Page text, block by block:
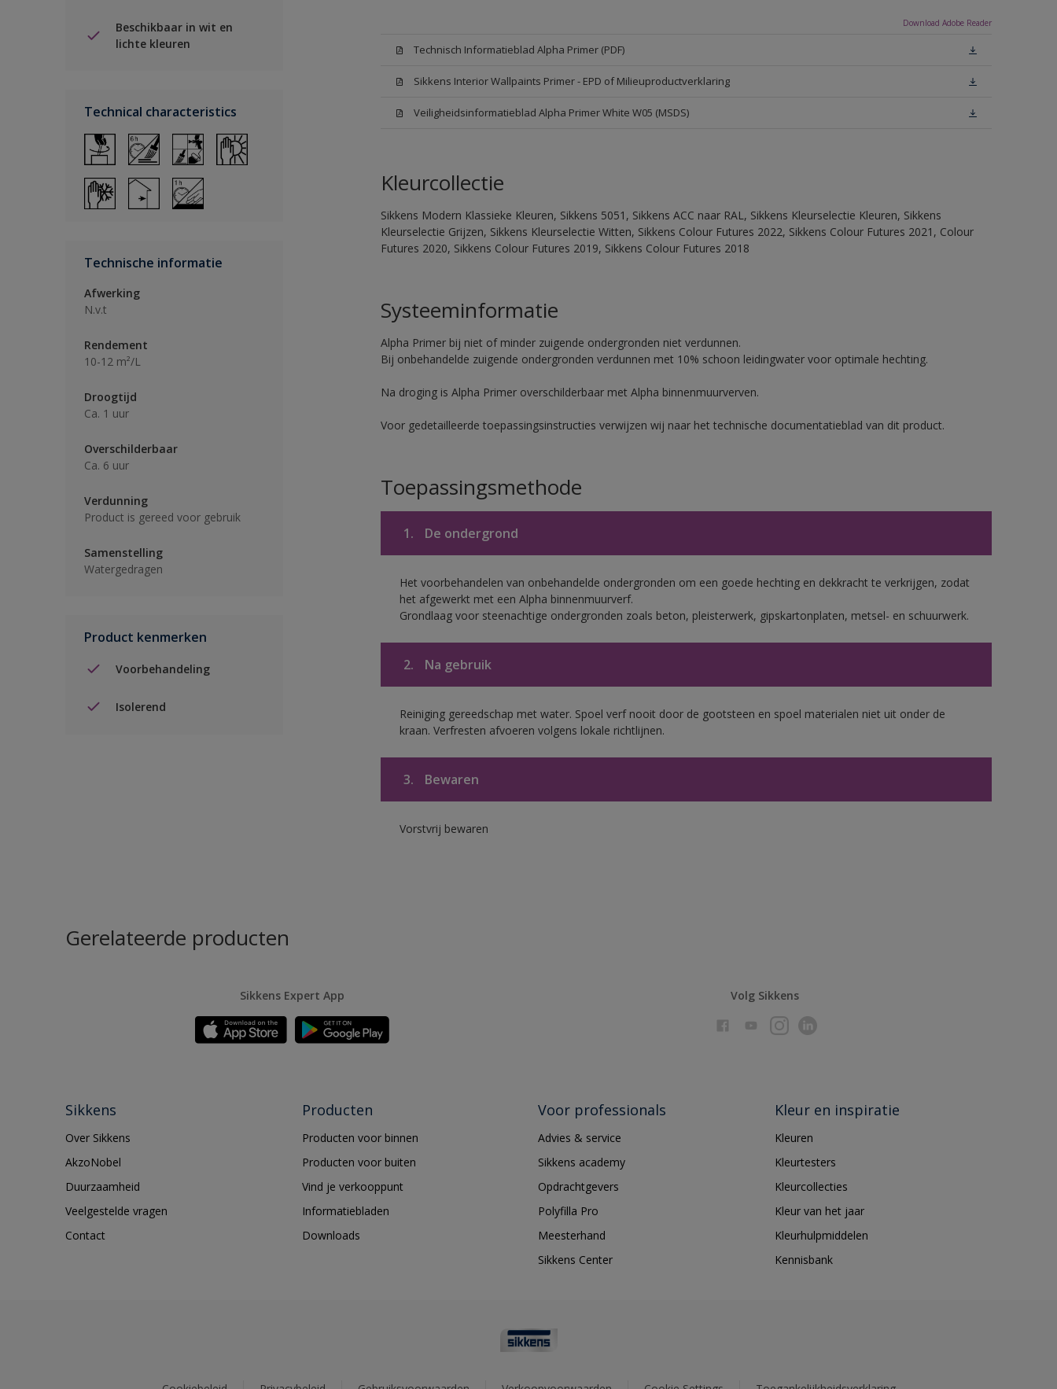
Beschikbaar in wit en
lichte kleuren
Technical characteristics
Technische informatie
Afwerking
N.v.t
Rendement
10-12 m²/L
Droogtijd
Ca. 1 uur
Overschilderbaar
Ca. 6 uur
Verdunning
Product is gereed voor gebruik
Samenstelling
Watergedragen
Product kenmerken
Voorbehandeling
Isolerend
Download Adobe Reader
Technisch Informatieblad Alpha Primer (PDF)
Sikkens Interior Wallpaints Primer - EPD of Milieuproductverklaring
Veiligheidsinformatieblad Alpha Primer White W05 (MSDS)
Kleurcollectie
Sikkens Modern Klassieke Kleuren, Sikkens 5051, Sikkens ACC naar RAL, Sikkens Kleurselectie Kleuren, Sikkens
Kleurselectie Grijzen, Sikkens Kleurselectie Witten, Sikkens Colour Futures 2022, Sikkens Colour Futures 2021, Colour
Futures 2020, Sikkens Colour Futures 2019, Sikkens Colour Futures 2018
Systeeminformatie
Alpha Primer bij niet of minder zuigende ondergronden niet verdunnen.
Bij onbehandelde zuigende ondergronden verdunnen met 10% schoon leidingwater voor optimale hechting.
Na droging is Alpha Primer overschilderbaar met Alpha binnenmuurverven.
Voor gedetailleerde toepassingsinstructies verwijzen wij naar het technische documentatieblad van dit product.
Toepassingsmethode
1. De ondergrond
Het voorbehandelen van onbehandelde ondergronden om een goede hechting en dekkracht te verkrijgen, zodat
het afgewerkt met een Alpha binnenmuurverf.
Grondlaag voor steenachtige ondergronden zoals beton, pleisterwerk, gipskartonplaten, metsel- en schuurwerk.
2. Na gebruik
Reiniging gereedschap met water. Spoel verf nooit door de gootsteen en spoel materialen niet uit onder de
kraan. Verfresten afvoeren volgens lokale richtlijnen.
3. Bewaren
Vorstvrij bewaren
Gerelateerde producten
Sikkens Expert App Volg Sikkens
Sikkens
Over Sikkens
AkzoNobel
Duurzaamheid
Veelgestelde vragen
Contact
Producten
Producten voor binnen
Producten voor buiten
Vind je verkooppunt
Informatiebladen
Downloads
Voor professionals
Advies & service
Sikkens academy
Opdrachtgevers
Polyfilla Pro
Meesterhand
Sikkens Center
Kleur en inspiratie
Kleuren
Kleurtesters
Kleurcollecties
Kleur van het jaar
Kleurhulpmiddelen
Kennisbank